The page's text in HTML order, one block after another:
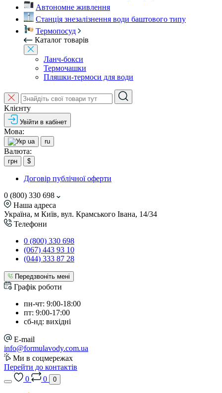
Автономне живлення
Станція знезалізнення води баштового типу
Термопосуд
Каталог товарів
Ланч-бокси
Термочашки
Пляшки-термоси для води
Клієнту
Увійти в кабінет
Мова:
ua ru
Валюта:
грн $
Договір публічної оферти
0 (800) 330 698
Наша адреса
Україна, м Київ, вул. Крамського Івана, 14/34
Телефони
0 (800) 330 698
(067) 443 93 10
(044) 333 87 28
Передзвоніть мені
Графік роботи
пн-чт: 9:00-18:00
пт: 9:00-17:00
сб-нд: вихідні
E-mail
info@formulavody.com.ua
Ми в соцмережах
Перейти до контактів
0
0 0